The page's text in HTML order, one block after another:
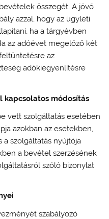
összegét. A jövő
azzal, hogy az ügyleti
ha a tárgyévben
az adóévet megelőző két
az
adókiegyenlítésre
kapcsolatos módosítás
vett szolgáltatás esetében
azokban az esetekben,
a szolgáltatás nyújtója
a bevétel szerzésének
szóló bizonylat
szabályozó